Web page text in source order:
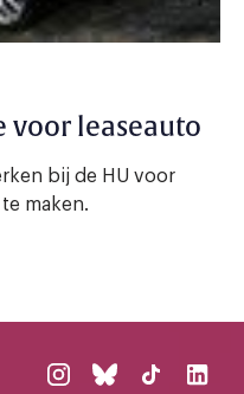
voor leaseauto
bij de HU voor
maken.